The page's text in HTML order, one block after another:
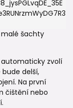
šachty
automaticky zvolí
bude delší,
Na první
čištění nebo